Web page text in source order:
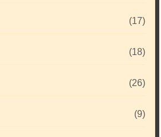
(17)
(18)
(26)
(9)